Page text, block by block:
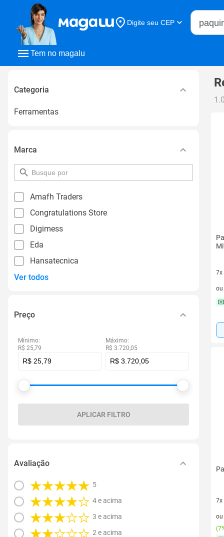
Tem no magalu
Digite seu CEP
Buscar
Categoria
Ferramentas
Marca
pesquisar
por
Amafh Traders
Congratulations Store
Digimess
Eda
Hansatecnica
Ver todos
Preço
Mínimo:
R$ 25,79
Máximo:
R$ 3.720,05
APLICAR FILTRO
Avaliação
5
4 e acima
3 e acima
2 e acima
7x
7
ou
7x
7
ou
(